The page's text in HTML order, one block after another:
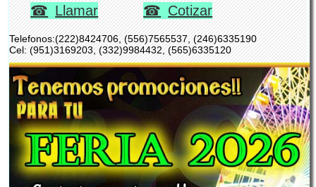
Llamar Cotizar
Telefonos:(222)8424706, (556)7565537, (246)6335190
Cel: (951)3169203, (332)9984432, (565)6335120